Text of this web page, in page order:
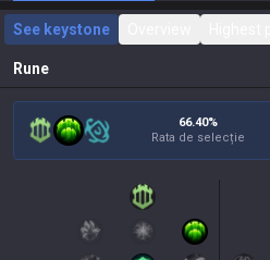
See keystone
Rune
66.40%
Rata de selecție